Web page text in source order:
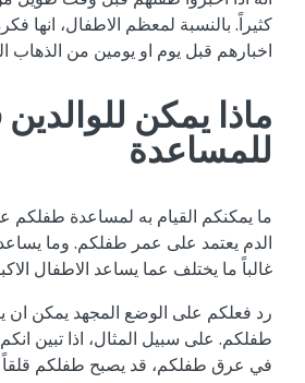
كثيراً. بالنسبة لمعظم الاطفال، انها
اخبارهم قبل يوم او يومين من
ماذا يمكن للوالدين
للمساعدة
ما يمكنكم القيام به لمساعدة طفلكم
الدم يعتمد على عمر طفلكم. وما
غالباً ما يختلف عما يساعد الاطفال
رد فعلكم على الوضع المجهد يمكن ان
طفلكم. على سبيل المثال، اذا تبين
في عرق طفلكم، قد يصبح طفلكم قلقاً